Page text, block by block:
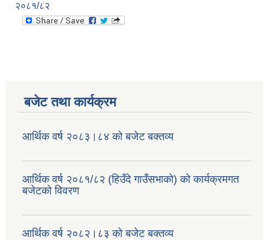
२०८१/८२
बजेट तथा कार्यक्रम
आर्थिक वर्ष २०८३।८४ को बजेट बक्तव्य
आर्थिक वर्ष २०८१/८२ (हिउँदे गाउँसभाको) को कार्यक्रमगत
बजेटको विवरण
आर्थिक वर्ष २०८२।८३ को बजेट बक्तव्य